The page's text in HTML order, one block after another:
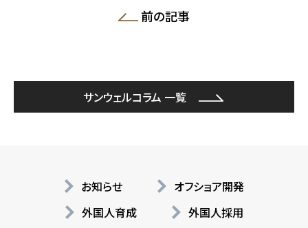
前の記事
サンウェルコラム 一覧
お知らせ
オフショア開発
外国人育成
外国人採用